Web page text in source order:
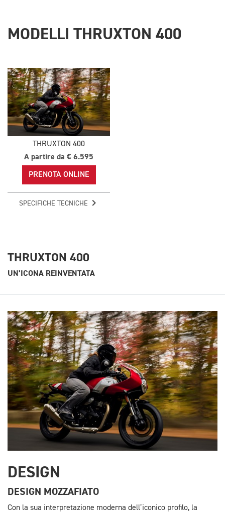
MODELLI THRUXTON 400
THRUXTON 400
A partire da € 6.595
PRENOTA ONLINE
SPECIFICHE TECNICHE
THRUXTON 400
UN’ICONA REINVENTATA
DESIGN
DESIGN MOZZAFIATO
Con la sua interpretazione moderna dell’iconico profilo, la